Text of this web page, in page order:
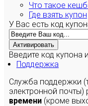
Что такое
Где взять купон
У Вас есть код
Активировать
Введите код купона
Поддержка
Служба поддержки
электронной
времени (кроме